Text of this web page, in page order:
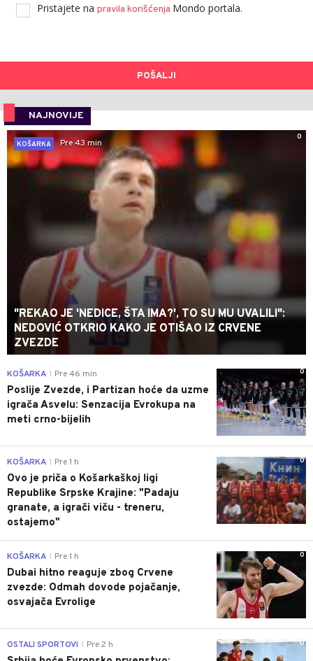
Pristajete na pravila korišćenja Mondo portala.
POŠALJI
NAJNOVIJE
0
KOŠARKA
Pre 43 min
"REKAO JE 'NEDICE, ŠTA IMA?', TO SU MU UVALILI":
NEDOVIĆ OTKRIO KAKO JE OTIŠAO IZ CRVENE
ZVEZDE
0
KOŠARKA Pre 46 min
Poslije Zvezde, i Partizan hoće da uzme
igrača Asvelu: Senzacija Evrokupa na
meti crno-bijelih
0
KOŠARKA Pre 1 h
Ovo je priča o Košarkaškoj ligi
Republike Srpske Krajine: "Padaju
granate, a igrači viču - treneru,
ostajemo"
0
KOŠARKA Pre 1 h
Dubai hitno reaguje zbog Crvene
zvezde: Odmah dovode pojačanje,
osvajača Evrolige
0
OSTALI SPORTOVI Pre 2 h